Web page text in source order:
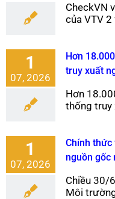
CheckVN
của VTV 2
1
07, 2026
Hơn
truy xuất
Hơn
thống truy
1
07, 2026
Chính thức
nguồn gốc
Chiều 30/
Môi